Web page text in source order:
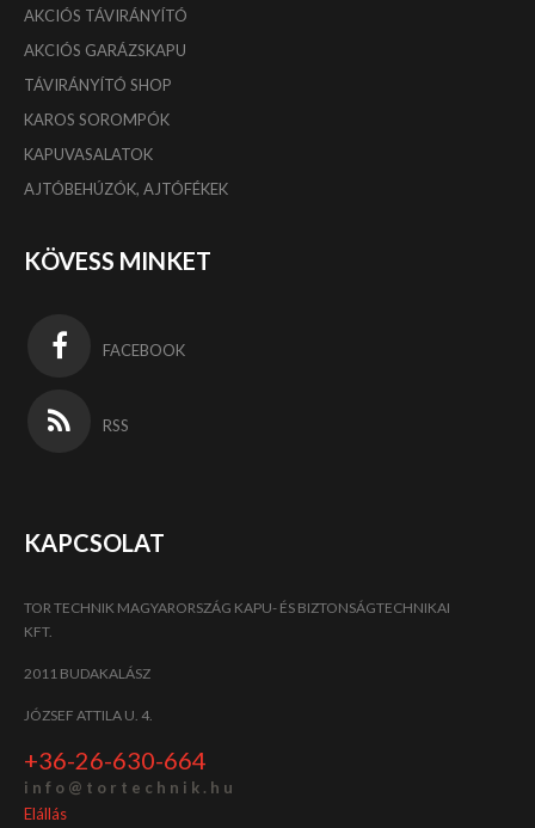
AKCIÓS TÁVIRÁNYÍTÓ
AKCIÓS GARÁZSKAPU
TÁVIRÁNYÍTÓ SHOP
KAROS SOROMPÓK
KAPUVASALATOK
AJTÓBEHÚZÓK, AJTÓFÉKEK
KÖVESS MINKET
FACEBOOK
RSS
KAPCSOLAT
TOR TECHNIK MAGYARORSZÁG KAPU- ÉS BIZTONSÁGTECHNIKAI
KFT.
2011 BUDAKALÁSZ
JÓZSEF ATTILA U. 4.
+36-26-630-664
i n f o @ t o r t e c h n i k . h u
Elállás